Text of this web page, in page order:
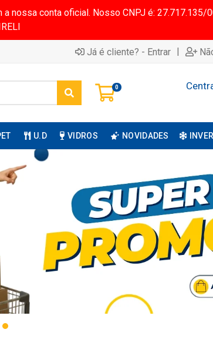
nossa conta oficial. Nosso CNPJ é: 27.717.135/
Já é cliente? - Entrar |
0
U.D VIDROS NOVIDADES